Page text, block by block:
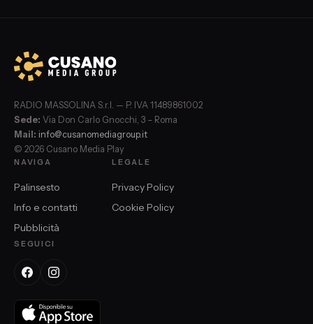
RADIO MASSOLINA S.r.l. — P. IVA 11489861002
Sede: Via Don Carlo Gnocchi, 3 – Roma
Mail: info@cusanomediagroup.it
© 2026 Cusano Media Play
NAVIGA
Palinsesto
Info e contatti
Pubblicità
LEGALE
Privacy Policy
Cookie Policy
SEGUICI